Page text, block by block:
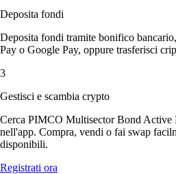
Deposita fondi
Deposita fondi tramite bonifico
Pay o Google Pay, oppure trasferisci
3
Gestisci e scambia crypto
Cerca PIMCO Multisector Bond Active
nell'app. Compra, vendi o fai swap
disponibili.
Registrati ora